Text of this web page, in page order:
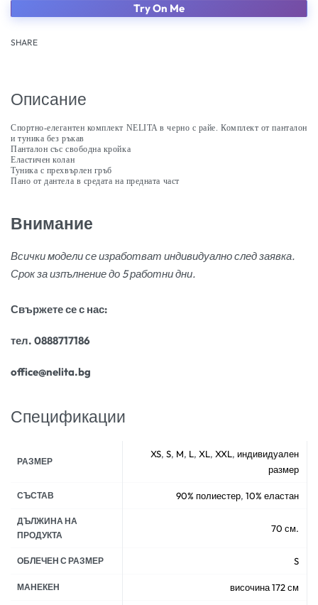
Try On Me
SHARE
Описание
Спортно-елегантен комплект NELITA в черно с райе. Комплект от панталон
и туника без ръкав
Панталон със свободна кройка
Еластичен колан
Туника с прехвърлен гръб
Пано от дантела в средата на предната част
Внимание
Всички модели се изработват индивидуално след заявка.
Срок за изпълнение до 5 работни дни.
Свържете се с нас:
тел. 0888717186
office@nelita.bg
Спецификации
РАЗМЕР
XS, S, M, L, XL, XXL, индивидуален
размер
СЪСТАВ 90% полиестер, 10% еластан
ДЪЛЖИНА НА
ПРОДУКТА
70 см.
ОБЛЕЧЕН С РАЗМЕР S
МАНЕКЕН височина 172 см